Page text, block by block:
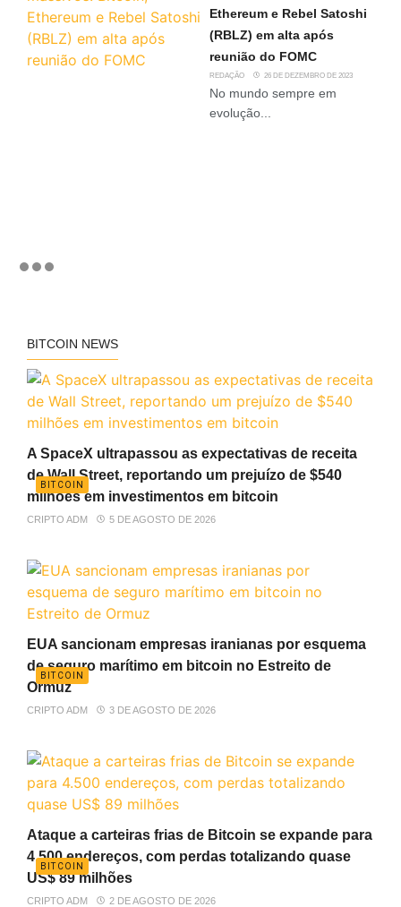
Ethereum e Rebel Satoshi
(RBLZ) em alta após
reunião do FOMC
REDAÇÃO 26 DE DEZEMBRO DE 2023
No mundo sempre em
evolução...
BITCOIN NEWS
BITCOIN
A SpaceX ultrapassou as expectativas de receita
de Wall Street, reportando um prejuízo de $540
milhões em investimentos em bitcoin
CRIPTO ADM 5 DE AGOSTO DE 2026
BITCOIN
EUA sancionam empresas iranianas por esquema
de seguro marítimo em bitcoin no Estreito de
Ormuz
CRIPTO ADM 3 DE AGOSTO DE 2026
BITCOIN
Ataque a carteiras frias de Bitcoin se expande para
4.500 endereços, com perdas totalizando quase
US$ 89 milhões
CRIPTO ADM 2 DE AGOSTO DE 2026